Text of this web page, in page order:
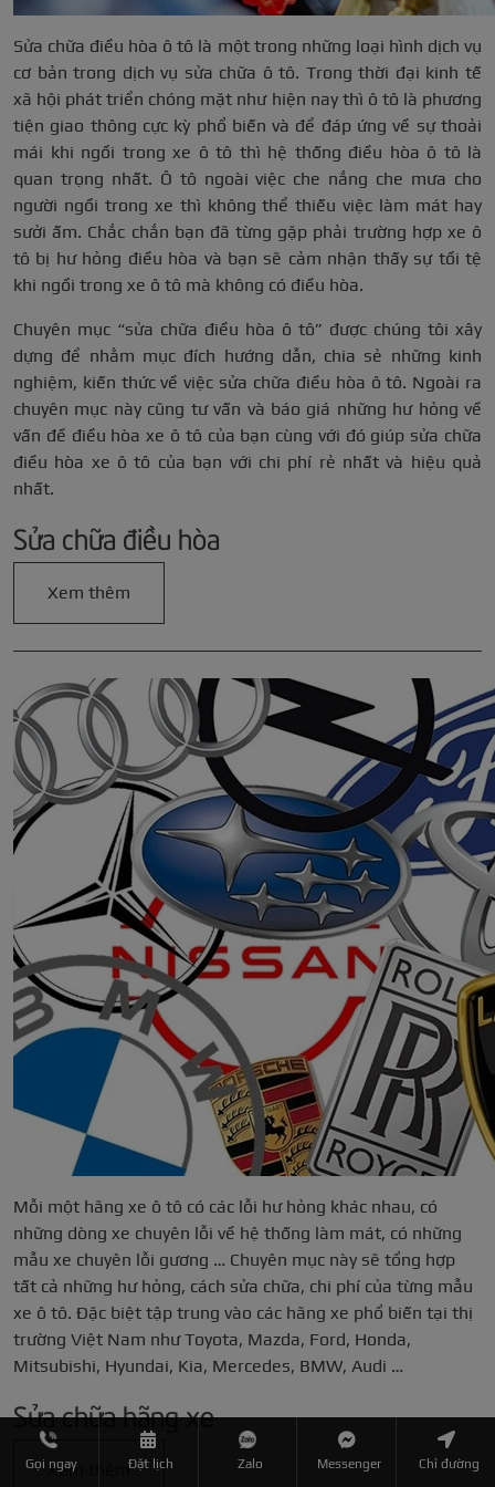
Sửa chữa điều hòa ô tô là một trong những loại hình dịch vụ
cơ bản trong dịch vụ sửa chữa ô tô. Trong thời đại kinh tế
xã hội phát triển chóng mặt như hiện nay thì ô tô là phương
tiện giao thông cực kỳ phổ biến và để đáp ứng về sự thoải
mái khi ngồi trong xe ô tô thì hệ thống điều hòa ô tô là
quan trọng nhất. Ô tô ngoài việc che nắng che mưa cho
người ngồi trong xe thì không thể thiếu việc làm mát hay
sưởi ấm. Chắc chắn bạn đã từng gặp phải trường hợp xe ô
tô bị hư hỏng điều hòa và bạn sẽ cảm nhận thấy sự tồi tệ
khi ngồi trong xe ô tô mà không có điều hòa.
Chuyên mục “sửa chữa điều hòa ô tô” được chúng tôi xây
dựng để nhằm mục đích hướng dẫn, chia sẻ những kinh
nghiệm, kiến thức về việc sửa chữa điều hòa ô tô. Ngoài ra
chuyên mục này cũng tư vấn và báo giá những hư hỏng về
vấn đề điều hòa xe ô tô của bạn cùng với đó giúp sửa chữa
điều hòa xe ô tô của bạn với chi phí rẻ nhất và hiệu quả
nhất.
Sửa chữa điều hòa
Xem thêm
Mỗi một hãng xe ô tô có các lỗi hư hỏng khác nhau, có
những dòng xe chuyên lỗi về hệ thống làm mát, có những
mẫu xe chuyên lỗi gương … Chuyên mục này sẽ tổng hợp
tất cả những hư hỏng, cách sửa chữa, chi phí của từng mẫu
xe ô tô. Đặc biệt tập trung vào các hãng xe phổ biến tại thị
trường Việt Nam như Toyota, Mazda, Ford, Honda,
Mitsubishi, Hyundai, Kia, Mercedes, BMW, Audi …
Sửa chữa hãng xe
Xem thêm
Gọi ngay Đặt lịch Zalo Messenger Chỉ đường